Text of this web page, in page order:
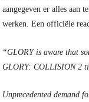
aangegeven er alles aan
werken. Een officiële
“GLORY is aware that
GLORY: COLLISION 2
Unprecedented demand